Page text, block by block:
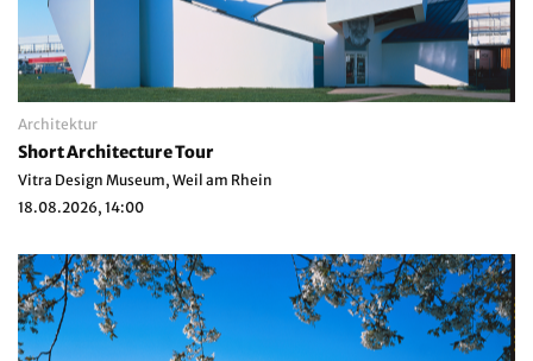
Architektur
Short Architecture Tour
Vitra Design Museum, Weil am Rhein
18.08.2026, 14:00